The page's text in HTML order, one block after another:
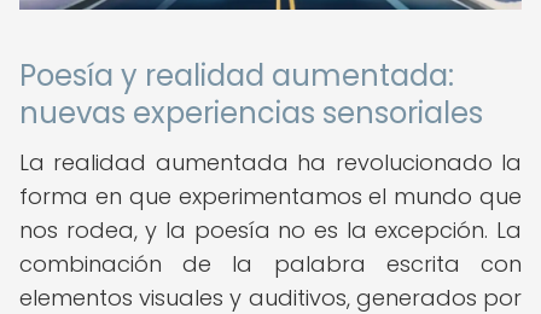
Poesía y realidad aumentada:
nuevas experiencias sensoriales
La realidad aumentada ha revolucionado la
forma en que experimentamos el mundo que
nos rodea, y la poesía no es la excepción. La
combinación de la palabra escrita con
elementos visuales y auditivos, generados por